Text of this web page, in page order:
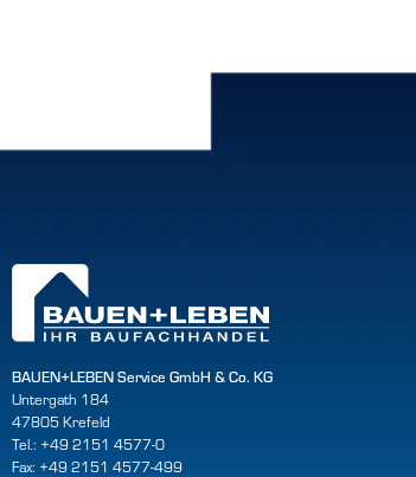
BAUEN+LEBEN Service GmbH & Co. KG
Untergath 184
47805 Krefeld
Tel.: +49 2151 4577-0
Fax: +49 2151 4577-499